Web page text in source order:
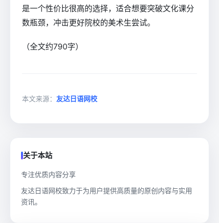
是一个性价比很高的选择，适合想要突破文化课分
数瓶颈，冲击更好院校的美术生尝试。
（全文约790字）
本文来源： 友达日语网校
关于本站
专注优质内容分享
友达日语网校致力于为用户提供高质量的原创内容与实用
资讯。